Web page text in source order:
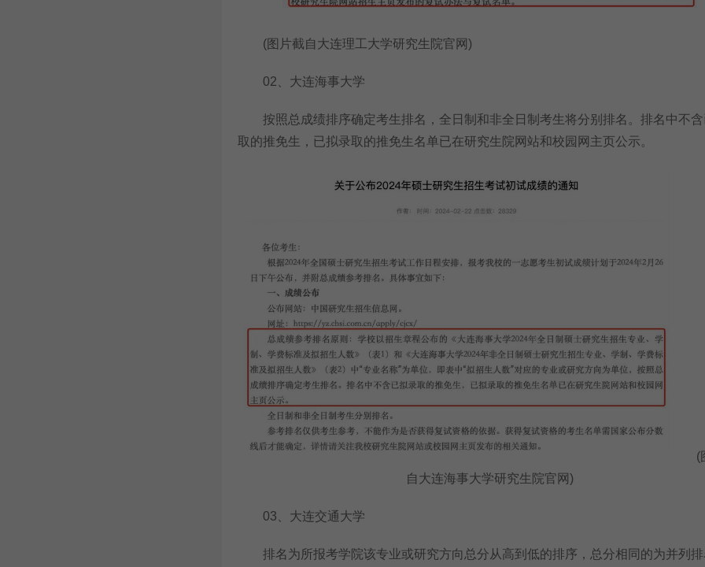
(图片截自大连理工大学研究生院官网)
02、大连海事大学
按照总成绩排序确定考生排名，全日制和非全日制考生将分别排名。排名中不含
取的推免生，已拟录取的推免生名单已在研究生院网站和校园网主页公示。
(图
自大连海事大学研究生院官网)
03、大连交通大学
排名为所报考学院该专业或研究方向总分从高到低的排序，总分相同的为并列排